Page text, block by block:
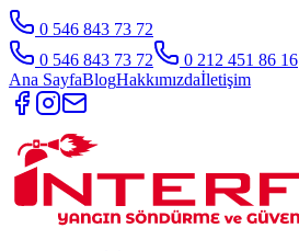
0 546 843 73 72
0 546 843 73 72
0 212 451 86 16
Ana SayfaBlogHakkımızdaİletişim